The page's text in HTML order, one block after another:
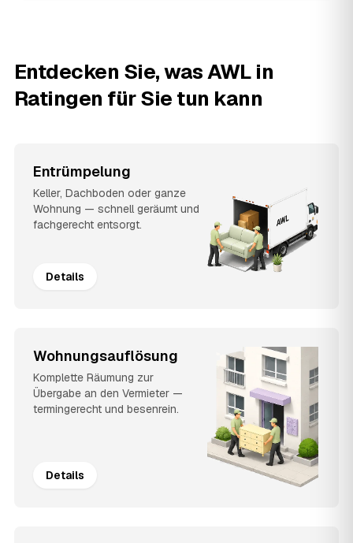
Entdecken Sie, was AWL in
Ratingen für Sie tun kann
Entrümpelung
Keller, Dachboden oder ganze
Wohnung — schnell geräumt und
fachgerecht entsorgt.
Details
Wohnungsauflösung
Komplette Räumung zur
Übergabe an den Vermieter —
termingerecht und besenrein.
Details